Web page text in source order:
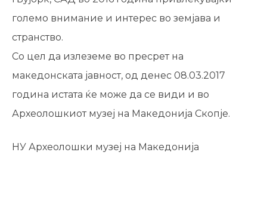
големо внимание и интерес во земјава и
странство.
Со цел да излеземе во пресрет на
македонската јавност, од денес 08.03.2017
година истата ќе може да се види и во
Археолошкиот музеј на Македонија Скопје.
НУ Археолошки музеј на Македонија